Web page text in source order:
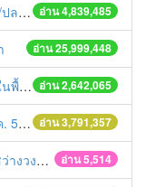
อ่าน 4,839,485
ะยา
อ่าน 25,999,448
อ่าน 2,642,065
ร์ จำกัด
อ่าน 3,791,357
58
อ่าน 5,514
งแก้ไขปัญหาขยะมูลฝอย